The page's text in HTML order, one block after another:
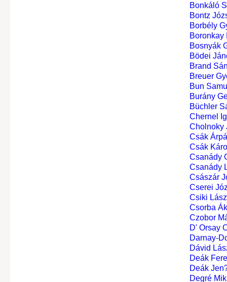
Bonkáló
Bontz
Borbély
Boronkay
Bosnyák
Bödei
Brand
Breuer
Bun
Burány
Büchler
Chernel
Cholnoky
Csák
Csák
Csanády
Csanády
Császár
Cserei
Csiki
Csorba
Czobor
D' Orsay
Darnay-
Dávid
Deák
Deák
Degré